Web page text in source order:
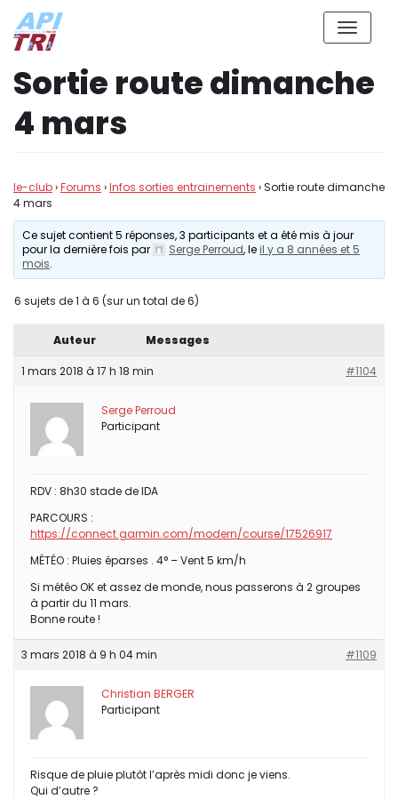
Aller
au
contenu
Sortie route dimanche
4 mars
le-club›Forums ›Infos sorties entrainements ›Sortie route dimanche
4 mars
Ce sujet contient 5 réponses, 3 participants et a été mis à jour
pour la dernière fois par
Serge Perroud, leil y a 8 années et 5
mois.
6 sujets de 1 à 6 (sur un total de 6)
Auteur Messages
1 mars 2018 à 17 h 18 min #1104
Serge Perroud
Participant
RDV : 8h30 stade de IDA
PARCOURS :
https://connect.garmin.com/modern/course/17526917
MÉTÉO : Pluies éparses . 4° – Vent 5 km/h
Si météo OK et assez de monde, nous passerons à 2 groupes
à partir du 11 mars.
Bonne route !
3 mars 2018 à 9 h 04 min #1109
Christian BERGER
Participant
Risque de pluie plutôt l’après midi donc je viens.
Qui d’autre ?